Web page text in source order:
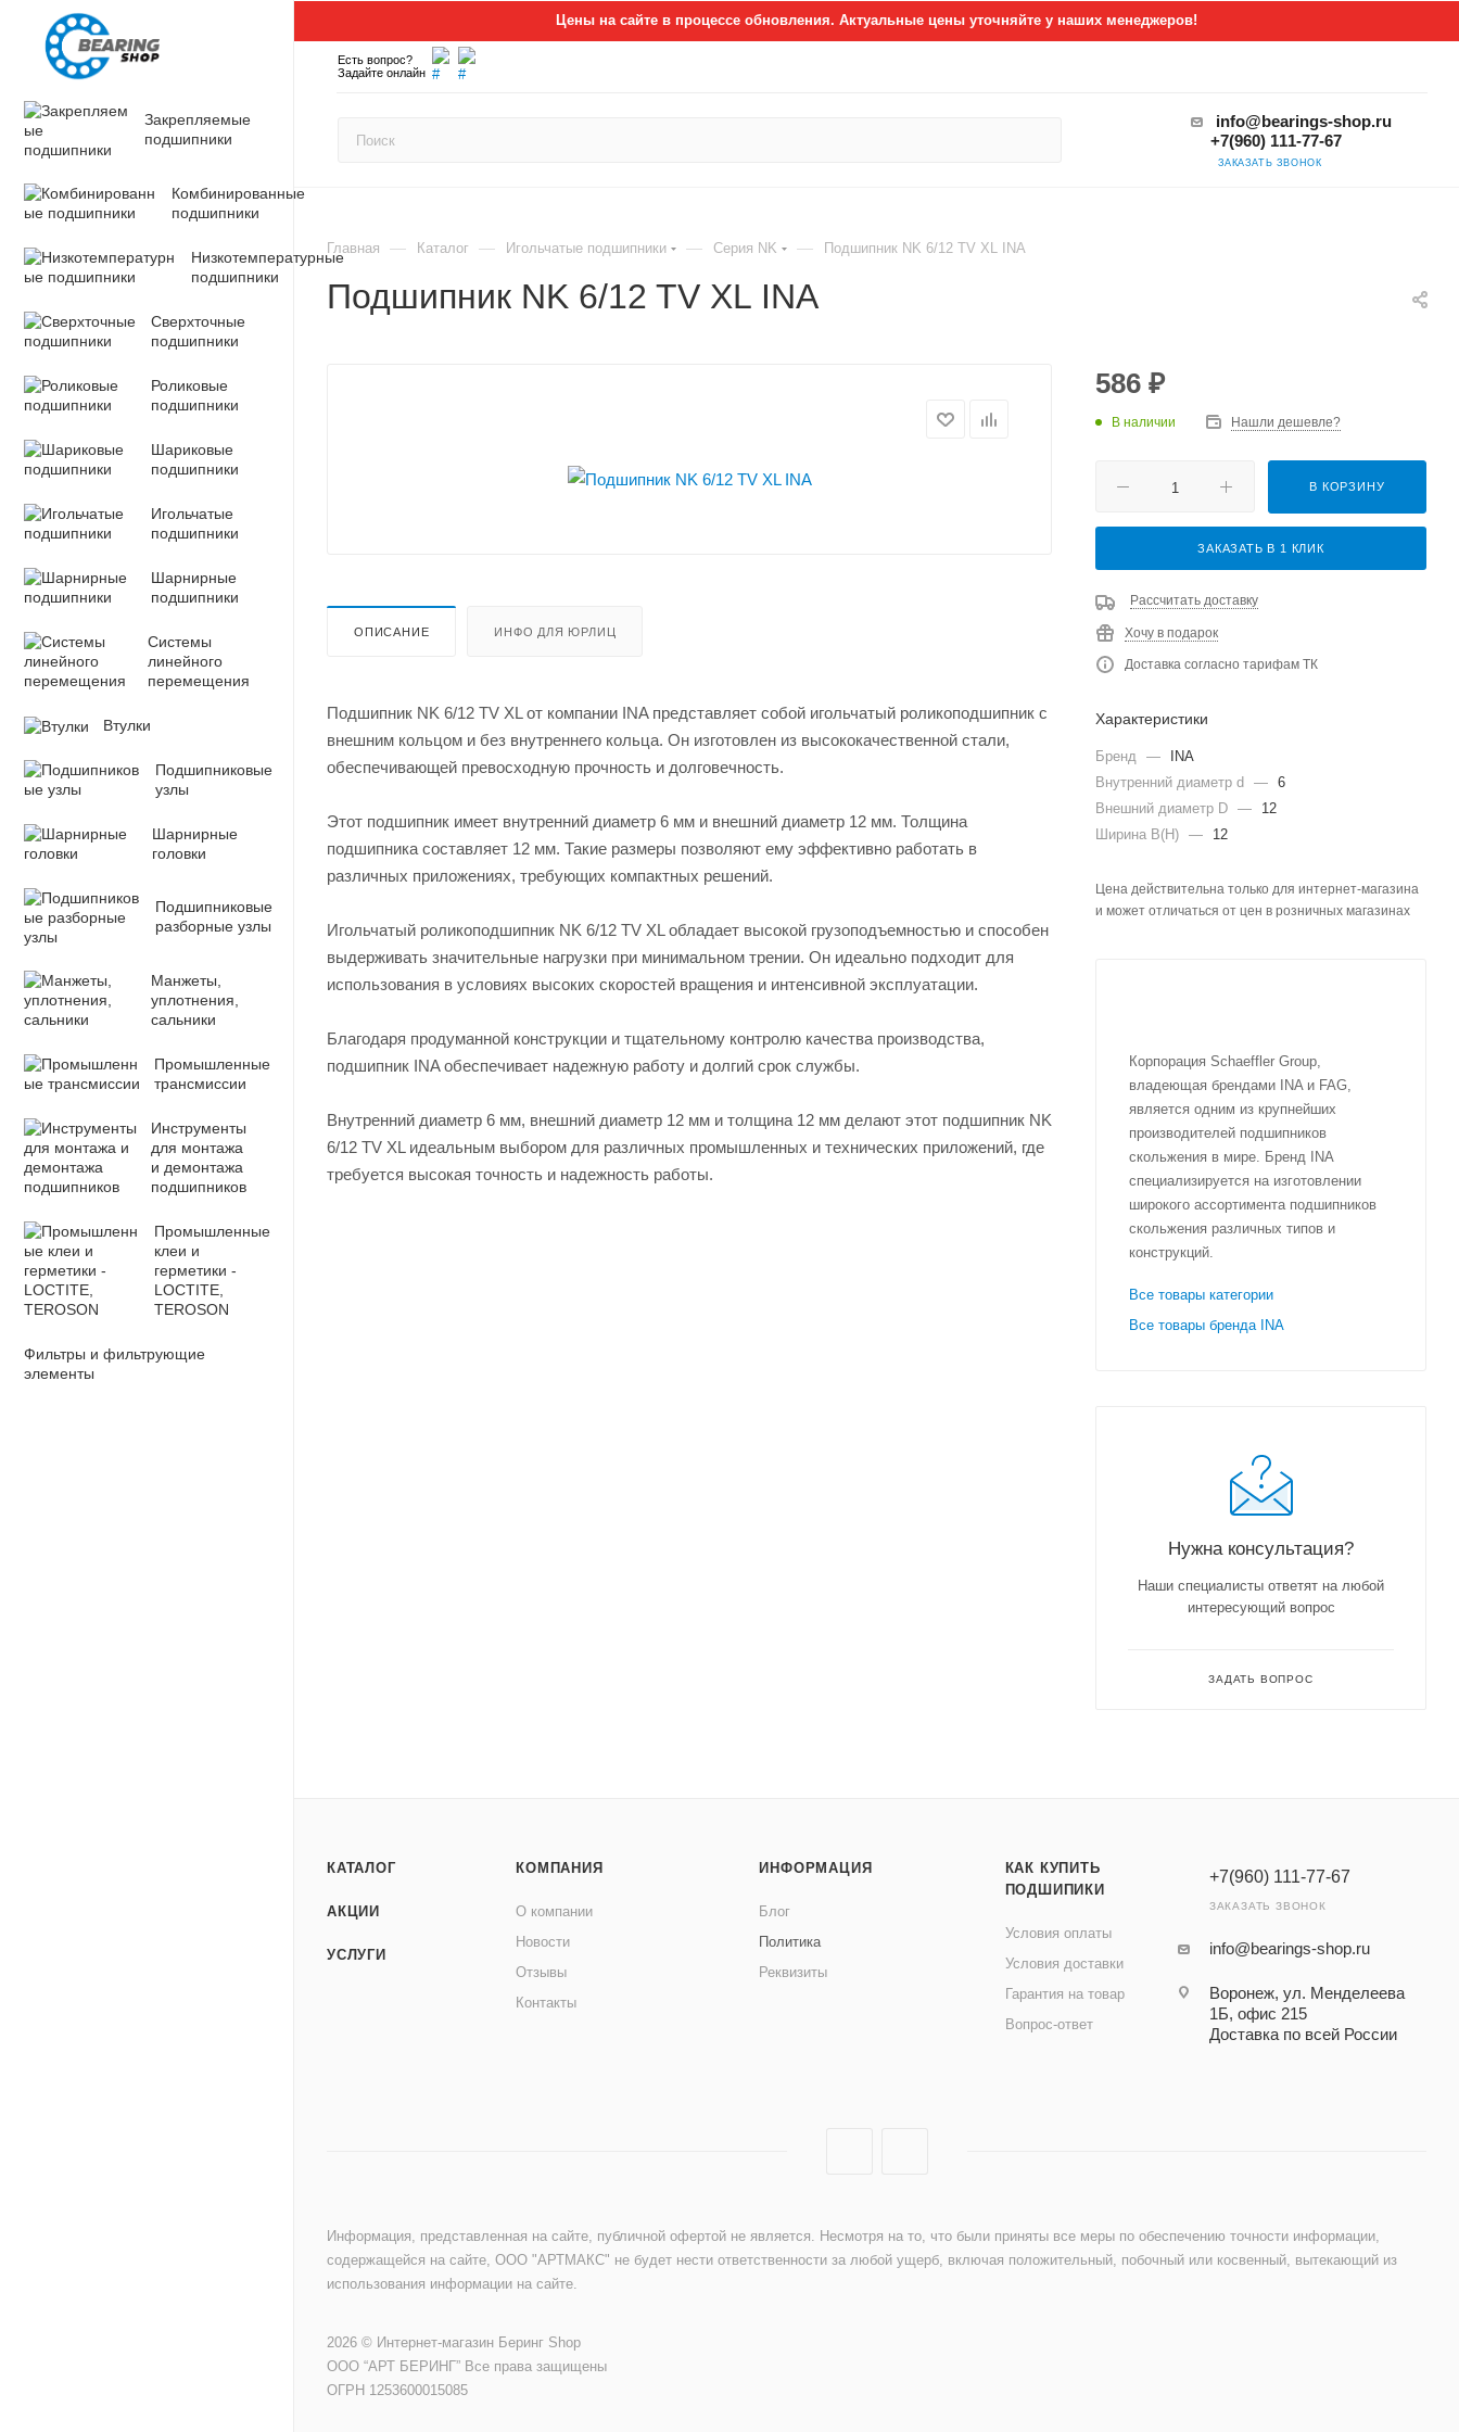
Цены на сайте в процессе обновления. Актуальные цены уточняйте у наших менеджеров!
Есть вопрос?
Задайте онлайн
info@bearings-shop.ru
+7(960) 111-77-67
ЗАКАЗАТЬ ЗВОНОК
Закрепляемые
подшипники
Комбинированные
подшипники
Низкотемпературные
подшипники
Сверхточные
подшипники
Роликовые
подшипники
Шариковые
подшипники
Игольчатые
подшипники
Шарнирные
подшипники
Системы
линейного
перемещения
Втулки
Подшипниковые
узлы
Шарнирные
головки
Подшипниковые
разборные узлы
Манжеты,
уплотнения,
сальники
Промышленные
трансмиссии
Инструменты
для монтажа
и демонтажа
подшипников
Промышленные
клеи и
герметики -
LOCTITE,
TEROSON
Фильтры и фильтрующие
элементы
Главная — Каталог — Игольчатые подшипники — Серия NK — Подшипник NK 6/12 TV XL INA
Подшипник NK 6/12 TV XL INA
ОПИСАНИЕ ИНФО ДЛЯ ЮРЛИЦ
Подшипник NK 6/12 TV XL от компании INA представляет собой игольчатый роликоподшипник с
внешним кольцом и без внутреннего кольца. Он изготовлен из высококачественной стали,
обеспечивающей превосходную прочность и долговечность.
Этот подшипник имеет внутренний диаметр 6 мм и внешний диаметр 12 мм. Толщина
подшипника составляет 12 мм. Такие размеры позволяют ему эффективно работать в
различных приложениях, требующих компактных решений.
Игольчатый роликоподшипник NK 6/12 TV XL обладает высокой грузоподъемностью и способен
выдерживать значительные нагрузки при минимальном трении. Он идеально подходит для
использования в условиях высоких скоростей вращения и интенсивной эксплуатации.
Благодаря продуманной конструкции и тщательному контролю качества производства,
подшипник INA обеспечивает надежную работу и долгий срок службы.
Внутренний диаметр 6 мм, внешний диаметр 12 мм и толщина 12 мм делают этот подшипник NK
6/12 TV XL идеальным выбором для различных промышленных и технических приложений, где
требуется высокая точность и надежность работы.
586 ₽
В наличии Нашли дешевле?
В КОРЗИНУ
ЗАКАЗАТЬ В 1 КЛИК
Рассчитать доставку
Хочу в подарок
Доставка согласно тарифам ТК
Характеристики
Бренд —
INA
Внутренний диаметр d
— 6
Внешний диаметр D —
12
Ширина B(H) — 12
Цена действительна только для интернет-магазина
и может отличаться от цен в розничных магазинах
Корпорация Schaeffler Group,
владеющая брендами INA и FAG,
является одним из крупнейших
производителей подшипников
скольжения в мире. Бренд INA
специализируется на изготовлении
широкого ассортимента подшипников
скольжения различных типов и
конструкций.
Все товары категории
Все товары бренда INA
Нужна консультация?
Наши специалисты ответят на любой
интересующий вопрос
ЗАДАТЬ ВОПРОС
КАТАЛОГ
АКЦИИ
УСЛУГИ
КОМПАНИЯ
О компании
Новости
Отзывы
Контакты
ИНФОРМАЦИЯ
Блог
Политика
Реквизиты
КАК КУПИТЬ
ПОДШИПИКИ
Условия оплаты
Условия доставки
Гарантия на товар
Вопрос-ответ
+7(960) 111-77-67
ЗАКАЗАТЬ ЗВОНОК
info@bearings-shop.ru
Воронеж, ул. Менделеева
1Б, офис 215
Доставка по всей России
Информация, представленная на сайте, публичной офертой не является. Несмотря на то, что были приняты все меры по обеспечению точности информации,
содержащейся на сайте, ООО "АРТМАКС" не будет нести ответственности за любой ущерб, включая положительный, побочный или косвенный, вытекающий из
использования информации на сайте.
2026 © Интернет-магазин Беринг Shop
ООО “АРТ БЕРИНГ” Все права защищены
ОГРН 1253600015085